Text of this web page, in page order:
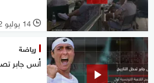
l 14 يوليو 2022
رياضة
اُنس جابر